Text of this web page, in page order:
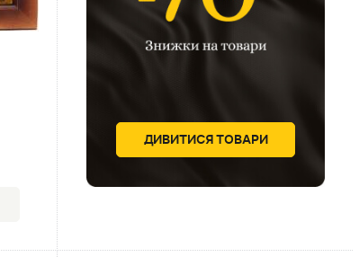
ДИВИТИСЯ ТОВАРИ